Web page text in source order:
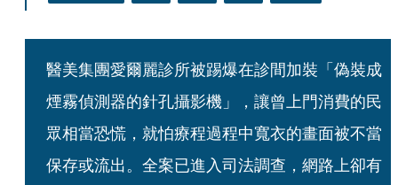
醫美集團愛爾麗診所被踢爆在診間加裝「偽裝成
煙霧偵測器的針孔攝影機」，讓曾上門消費的民
眾相當恐慌，就怕療程過程中寬衣的畫面被不當
保存或流出。全案已進入司法調查，網路上卻有